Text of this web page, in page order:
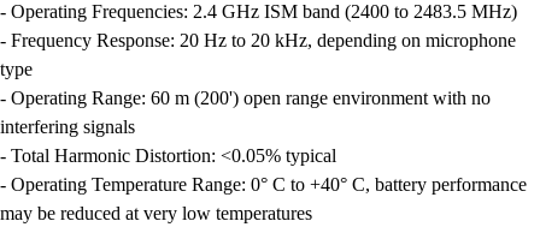
- Operating Frequencies: 2.4 GHz ISM band (2400 to 2483.5 MHz)
- Frequency Response: 20 Hz to 20 kHz, depending on microphone
type
- Operating Range: 60 m (200') open range environment with no
interfering signals
- Total Harmonic Distortion: <0.05% typical
- Operating Temperature Range: 0° C to +40° C, battery performance
may be reduced at very low temperatures